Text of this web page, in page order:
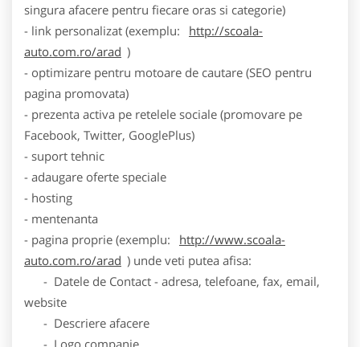
singura afacere pentru fiecare oras si categorie)
- link personalizat (exemplu:
http://scoala-
auto.com.ro/arad )
- optimizare pentru motoare de cautare (SEO pentru
pagina promovata)
- prezenta activa pe retelele sociale (promovare pe
Facebook, Twitter, GooglePlus)
- suport tehnic
- adaugare oferte speciale
- hosting
- mentenanta
- pagina proprie (exemplu:
http://www.scoala-
auto.com.ro/arad ) unde veti putea afisa:
- Datele de Contact - adresa, telefoane, fax, email,
website
- Descriere afacere
- Logo companie